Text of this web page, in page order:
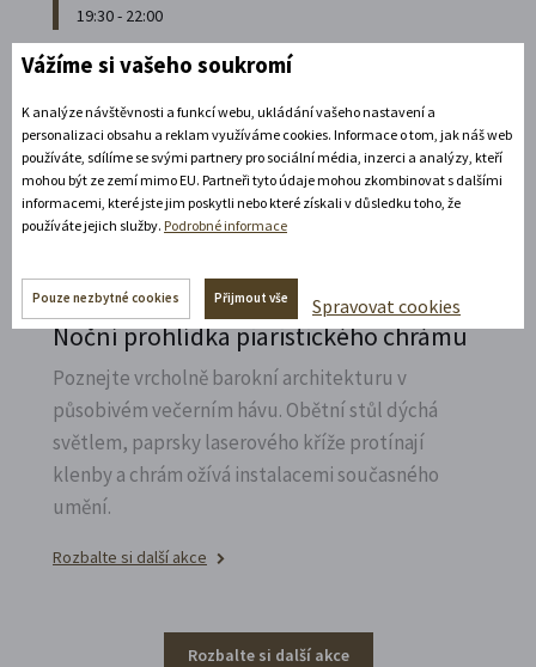
19:30 - 22:00
Bílá paní na vdávání
Zábavné představení plné hereckých hvězd na
zámecké open-air scéně v Litomyšli.
Rozbalte si další akce
Noční prohlídka piaristického chrámu
Poznejte vrcholně barokní architekturu v
působivém večerním hávu. Obětní stůl dýchá
světlem, paprsky laserového kříže protínají
klenby a chrám ožívá instalacemi současného
umění.
Rozbalte si další akce
Rozbalte si další akce
Vážíme si vašeho soukromí
K analýze návštěvnosti a funkcí webu, ukládání vašeho nastavení a
personalizaci obsahu a reklam využíváme cookies. Informace o tom, jak náš web
používáte, sdílíme se svými partnery pro sociální média, inzerci a analýzy, kteří
mohou být ze zemí mimo EU. Partneři tyto údaje mohou zkombinovat s dalšími
informacemi, které jste jim poskytli nebo které získali v důsledku toho, že
používáte jejich služby. Podrobné informace
Pouze nezbytné cookies Přijmout vše Spravovat cookies